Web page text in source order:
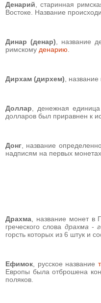
Денарий , старинная
Востоке. Название
Динар (денар) , название
римскому денарию
Дирхам (дирхем)
Доллар , денежная
долларов был приравнен к
Донг
название
надписям на первых монетах
Драхма
название монет в
греческого слова драхма -
горсть которых из 6 штук и
Ефимок , русское название
Европы была отброшена
поляков.